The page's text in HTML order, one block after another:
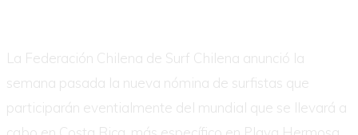
La Federación Chilena de Surf Chilena anunció la
semana pasada la nueva nómina de surfistas que
participarán eventialmente del mundial que se llevará a